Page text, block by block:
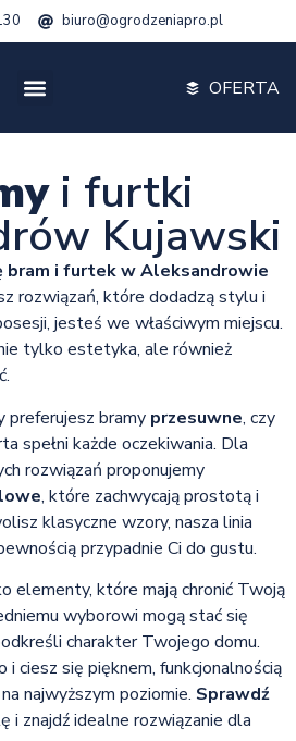
biuro@ogrodzeniapro.pl
OFERTA
i furtki
Kujawski
bram i furtek w Aleksandrowie
rozwiązań, które dodadzą stylu i
jesteś we właściwym miejscu.
tylko estetyka, ale również
preferujesz bramy przesuwne, czy
spełni każde oczekiwania. Dla
rozwiązań proponujemy
, które zachwycają prostotą i
klasyczne wzory, nasza linia
przypadnie Ci do gustu.
elementy, które mają chronić Twoją
wyborowi mogą stać się
charakter Twojego domu.
ciesz się pięknem, funkcjonalnością
najwyższym poziomie. Sprawdź
i znajdź idealne rozwiązanie dla